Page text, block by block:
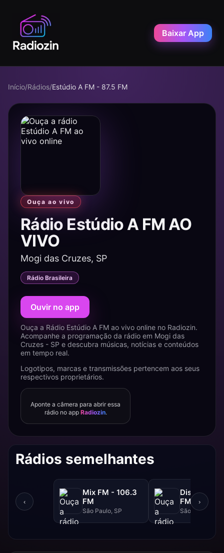
Baixar App
Início/Rádios/Estúdio A FM - 87.5 FM
Ouça ao vivo
Rádio Estúdio A FM AO
VIVO
Mogi das Cruzes, SP
Rádio Brasileira
Ouvir no app
Ouça a Rádio Estúdio A FM ao vivo online no Radiozin.
Acompanhe a programação da rádio em Mogi das
Cruzes - SP e descubra músicas, notícias e conteúdos
em tempo real.
Logotipos, marcas e transmissões pertencem aos seus
respectivos proprietários.
Aponte a câmera para abrir essa
rádio no app Radiozin.
Rádios semelhantes
‹
Mix FM - 106.3
FM
São Paulo, SP
Disney -
FM
São Paulo, SP
›